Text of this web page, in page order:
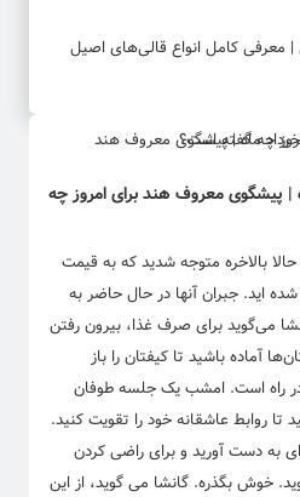
معرفی کامل انواع قالی‌های اصیل
29 خرداد ماه | پیشگوی معروف هند برای امروز چه
بالاخره متوجه شدید که به قیمت
اید. جبران آنها در حال حاضر به
می‌گوید برای صرف غذا، بیرون رفتن
آماده باشید تا کیفتان را باز
در راه است. امشب یک جلسه طوفان
روابط عاشقانه خود را تقویت کنید.
به دست آورید و برای راضی کردن
خوش بگذره. گانشا می گوید، از این